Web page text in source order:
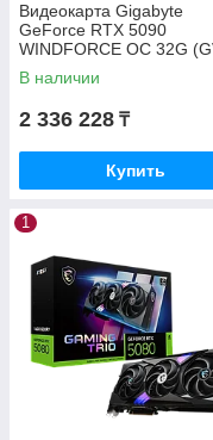
Видеокарта Gigabyte
GeForce RTX 5090
WINDFORCE OC 32G
N5090WF3OC-32GD)
В наличии
2 336 228 ₸
Купить
1